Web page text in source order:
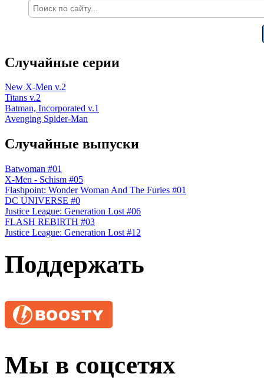
Случайные серии
New X-Men v.2
Titans v.2
Batman, Incorporated v.1
Avenging Spider-Man
Случайные выпуски
Batwoman #01
X-Men - Schism #05
Flashpoint: Wonder Woman And The Furies #01
DC UNIVERSE #0
Justice League: Generation Lost #06
FLASH REBIRTH #03
Justice League: Generation Lost #12
Поддержать
Мы в соцсетях